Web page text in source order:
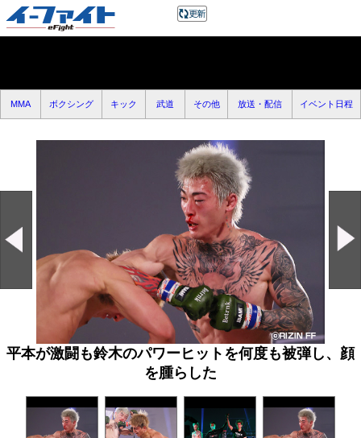
MMA ボクシング キック 武道 その他 放送・配信 イベント日程
平本が激闘も鈴木のパワーヒットを何度も被弾し、顔
を腫らした